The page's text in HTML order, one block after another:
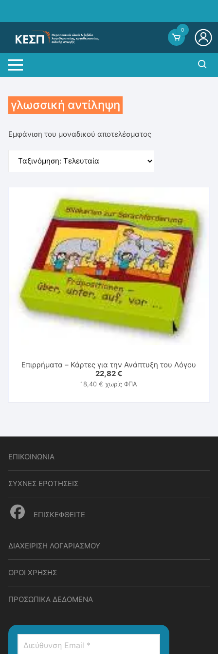
0
γλωσσική αντίληψη
Εμφάνιση του μοναδικού αποτελέσματος
Επιρρήματα – Κάρτες για την Ανάπτυξη του Λόγου
22,82€
18,40€ χωρίς ΦΠΑ
ΕΠΙΚΟΙΝΩΝΙΑ
ΣΥΧΝΕΣ ΕΡΩΤΗΣΕΙΣ
ΕΠΙΣΚΕΦΘΕΙΤΕ
ΔΙΑΧΕΙΡΙΣΗ ΛΟΓΑΡΙΑΣΜΟΥ
ΟΡΟΙ ΧΡΗΣΗΣ
ΠΡΟΣΩΠΙΚΑ ΔΕΔΟΜΕΝΑ